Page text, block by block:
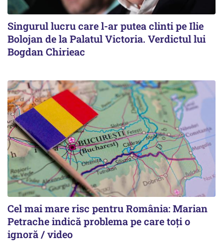
Singurul lucru care l-ar putea clinti pe Ilie
Bolojan de la Palatul Victoria. Verdictul lui
Bogdan Chirieac
Cel mai mare risc pentru România: Marian
Petrache indică problema pe care toți o
ignoră / video